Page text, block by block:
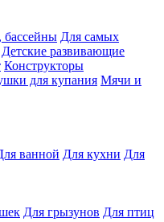
бассейны Для самых
Детские развивающие
Конструкторы
для купания Мячи и
ванной Для кухни Для
Для грызунов Для птиц